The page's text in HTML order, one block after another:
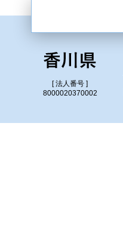
[ 法人番号 ]
8000020370002